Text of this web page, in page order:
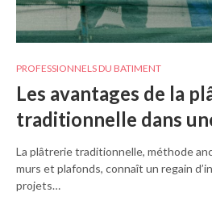
PROFESSIONNELS DU BATIMENT
Les avantages de la
traditionnelle dans
La plâtrerie traditionnelle, méthode
murs et plafonds, connaît un regain
projets…